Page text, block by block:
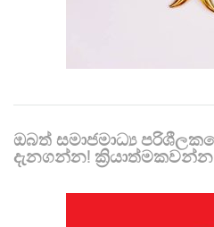
ඔබත් සමාජමාධ්‍ය
දැනගන්න!